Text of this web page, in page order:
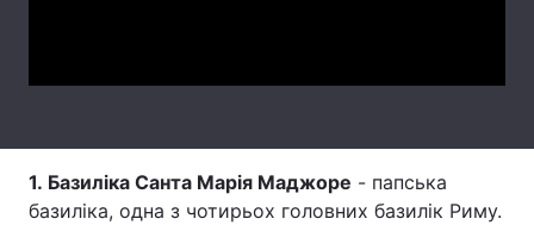
1. Базиліка Санта Марія Маджоре - папська
базиліка, одна з чотирьох головних базилік Риму.